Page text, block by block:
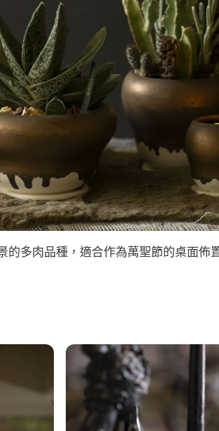
多肉品種，適合作為萬聖節的桌面佈